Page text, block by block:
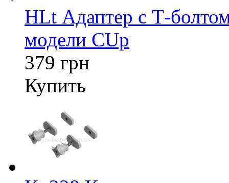
HLt Адаптер c Т-
модели CUp
379 грн
Купить